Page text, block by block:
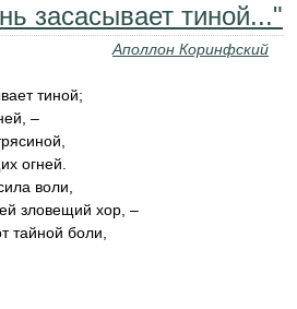
засасывает тиной..."
Аполлон Коринфский
тиной;
–
огней.
воли,
зловещий хор, –
тайной боли,